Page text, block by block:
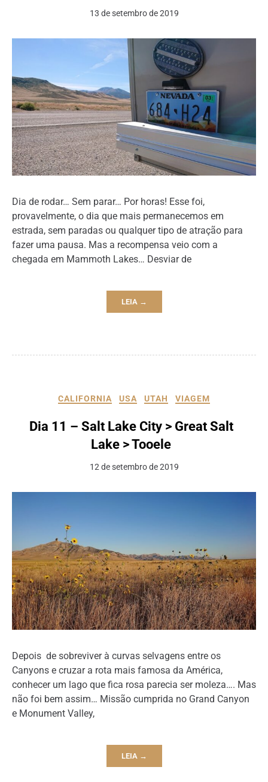
13 de setembro de 2019
Dia de rodar… Sem parar… Por horas! Esse foi,
provavelmente, o dia que mais permanecemos em
estrada, sem paradas ou qualquer tipo de atração para
fazer uma pausa. Mas a recompensa veio com a
chegada em Mammoth Lakes… Desviar de
LEIA →
CALIFORNIA USA UTAH VIAGEM
Dia 11 – Salt Lake City > Great Salt
Lake > Tooele
12 de setembro de 2019
Depois de sobreviver à curvas selvagens entre os
Canyons e cruzar a rota mais famosa da América,
conhecer um lago que fica rosa parecia ser moleza…. Mas
não foi bem assim… Missão cumprida no Grand Canyon
e Monument Valley,
LEIA →